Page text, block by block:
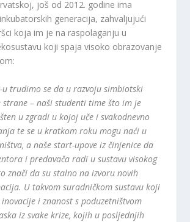
još od 2012. godine ima
generacija, zahvaljujući
koja im je na raspolaganju u
koji spaja visoko obrazovanje
u trudimo se da u razvoju simbiotski
– naši studenti time što im je
u zgradi u kojoj uče i svakodnevno
te se u kratkom roku mogu naći u
a naše start-upove iz činjenice da
i predavača radi u sustavu visokog
znači da su stalno na izvoru novih
U takvom suradničkom sustavu koji
i znanost s poduzetništvom
iz svake krize, kojih u posljednjih